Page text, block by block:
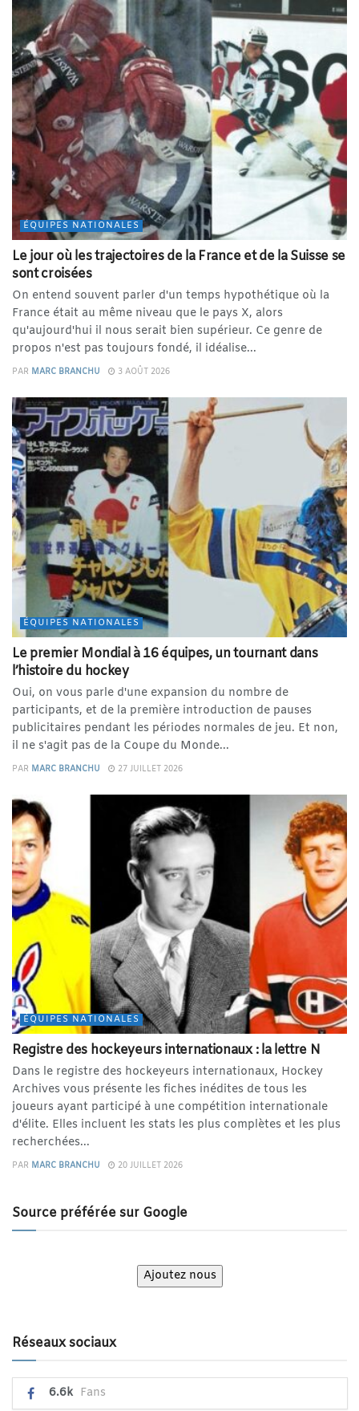
ÉQUIPES NATIONALES
Le jour où les trajectoires de la France et de la Suisse se
sont croisées
On entend souvent parler d'un temps hypothétique où la
France était au même niveau que le pays X, alors
qu'aujourd'hui il nous serait bien supérieur. Ce genre de
propos n'est pas toujours fondé, il idéalise...
PAR MARC BRANCHU 3 AOÛT 2026
ÉQUIPES NATIONALES
Le premier Mondial à 16 équipes, un tournant dans
l’histoire du hockey
Oui, on vous parle d'une expansion du nombre de
participants, et de la première introduction de pauses
publicitaires pendant les périodes normales de jeu. Et non,
il ne s'agit pas de la Coupe du Monde...
PAR MARC BRANCHU 27 JUILLET 2026
ÉQUIPES NATIONALES
Registre des hockeyeurs internationaux : la lettre N
Dans le registre des hockeyeurs internationaux, Hockey
Archives vous présente les fiches inédites de tous les
joueurs ayant participé à une compétition internationale
d'élite. Elles incluent les stats les plus complètes et les plus
recherchées...
PAR MARC BRANCHU 20 JUILLET 2026
Source préférée sur Google
Ajoutez nous
Réseaux sociaux
6.6k Fans